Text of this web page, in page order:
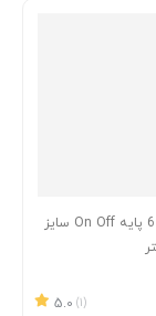
تک سوئیچ 6 پایه On Off سایز
5.0 (1)